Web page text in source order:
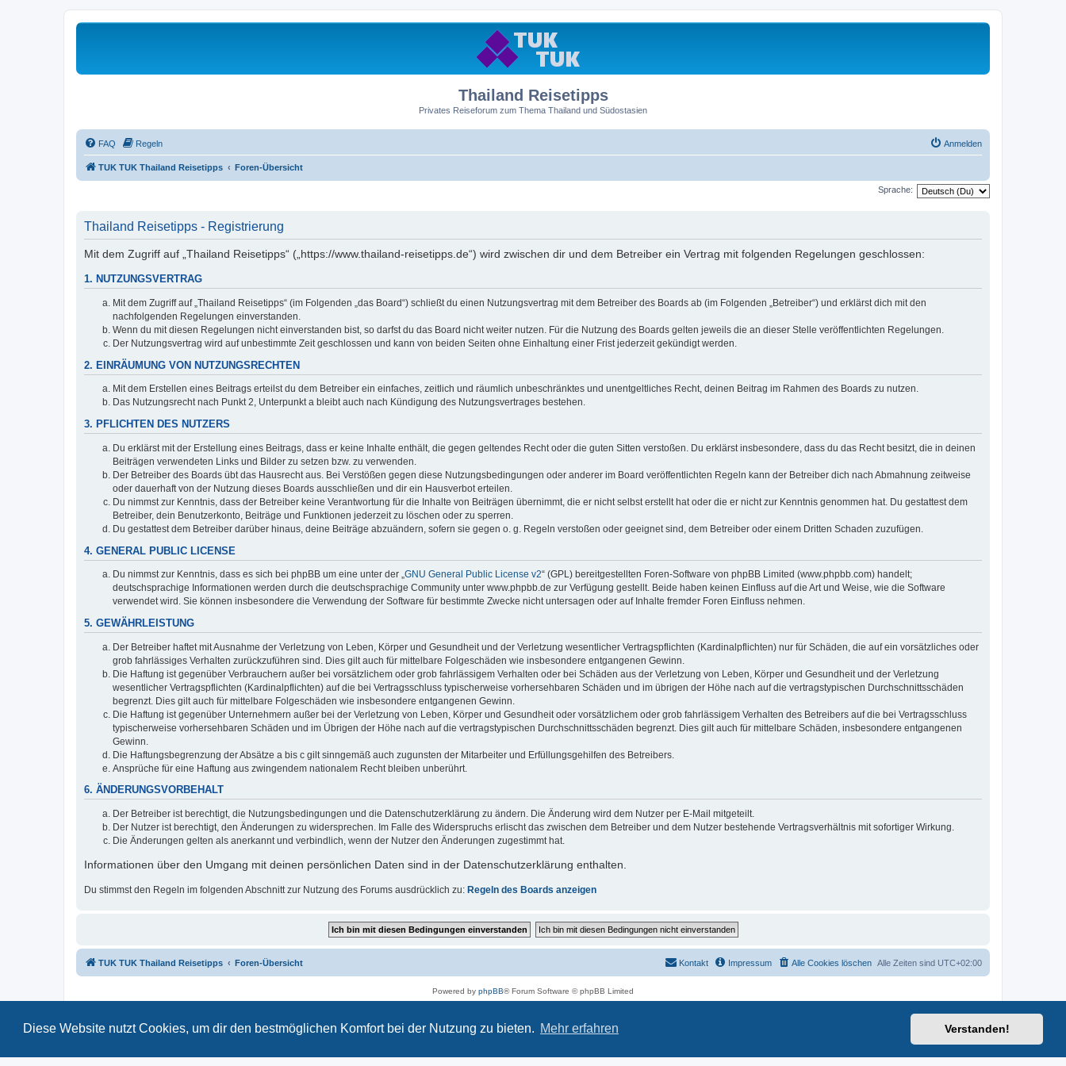
Diese Website nutzt Cookies, um dir den bestmöglichen Komfort bei der Nutzung zu bieten. Mehr erfahren Verstanden!
Thailand Reisetipps
Privates Reiseforum zum Thema Thailand und Südostasien
FAQ Regeln Anmelden
TUK TUK Thailand Reisetipps Foren-Übersicht
Sprache:
Thailand Reisetipps - Registrierung
Mit dem Zugriff auf „Thailand Reisetipps“ („https://www.thailand-reisetipps.de“) wird zwischen dir und dem Betreiber ein Vertrag mit folgenden Regelungen geschlossen:
1. NUTZUNGSVERTRAG
Mit dem Zugriff auf „Thailand Reisetipps“ (im Folgenden „das Board“) schließt du einen Nutzungsvertrag mit dem Betreiber des Boards ab (im Folgenden „Betreiber“) und erklärst dich mit den
nachfolgenden Regelungen einverstanden.
Wenn du mit diesen Regelungen nicht einverstanden bist, so darfst du das Board nicht weiter nutzen. Für die Nutzung des Boards gelten jeweils die an dieser Stelle veröffentlichten Regelungen.
Der Nutzungsvertrag wird auf unbestimmte Zeit geschlossen und kann von beiden Seiten ohne Einhaltung einer Frist jederzeit gekündigt werden.
2. EINRÄUMUNG VON NUTZUNGSRECHTEN
Mit dem Erstellen eines Beitrags erteilst du dem Betreiber ein einfaches, zeitlich und räumlich unbeschränktes und unentgeltliches Recht, deinen Beitrag im Rahmen des Boards zu nutzen.
Das Nutzungsrecht nach Punkt 2, Unterpunkt a bleibt auch nach Kündigung des Nutzungsvertrages bestehen.
3. PFLICHTEN DES NUTZERS
Du erklärst mit der Erstellung eines Beitrags, dass er keine Inhalte enthält, die gegen geltendes Recht oder die guten Sitten verstoßen. Du erklärst insbesondere, dass du das Recht besitzt, die in deinen
Beiträgen verwendeten Links und Bilder zu setzen bzw. zu verwenden.
Der Betreiber des Boards übt das Hausrecht aus. Bei Verstößen gegen diese Nutzungsbedingungen oder anderer im Board veröffentlichten Regeln kann der Betreiber dich nach Abmahnung zeitweise
oder dauerhaft von der Nutzung dieses Boards ausschließen und dir ein Hausverbot erteilen.
Du nimmst zur Kenntnis, dass der Betreiber keine Verantwortung für die Inhalte von Beiträgen übernimmt, die er nicht selbst erstellt hat oder die er nicht zur Kenntnis genommen hat. Du gestattest dem
Betreiber, dein Benutzerkonto, Beiträge und Funktionen jederzeit zu löschen oder zu sperren.
Du gestattest dem Betreiber darüber hinaus, deine Beiträge abzuändern, sofern sie gegen o. g. Regeln verstoßen oder geeignet sind, dem Betreiber oder einem Dritten Schaden zuzufügen.
4. GENERAL PUBLIC LICENSE
Du nimmst zur Kenntnis, dass es sich bei phpBB um eine unter der „GNU General Public License v2“ (GPL) bereitgestellten Foren-Software von phpBB Limited (www.phpbb.com) handelt;
deutschsprachige Informationen werden durch die deutschsprachige Community unter www.phpbb.de zur Verfügung gestellt. Beide haben keinen Einfluss auf die Art und Weise, wie die Software
verwendet wird. Sie können insbesondere die Verwendung der Software für bestimmte Zwecke nicht untersagen oder auf Inhalte fremder Foren Einfluss nehmen.
5. GEWÄHRLEISTUNG
Der Betreiber haftet mit Ausnahme der Verletzung von Leben, Körper und Gesundheit und der Verletzung wesentlicher Vertragspflichten (Kardinalpflichten) nur für Schäden, die auf ein vorsätzliches oder
grob fahrlässiges Verhalten zurückzuführen sind. Dies gilt auch für mittelbare Folgeschäden wie insbesondere entgangenen Gewinn.
Die Haftung ist gegenüber Verbrauchern außer bei vorsätzlichem oder grob fahrlässigem Verhalten oder bei Schäden aus der Verletzung von Leben, Körper und Gesundheit und der Verletzung
wesentlicher Vertragspflichten (Kardinalpflichten) auf die bei Vertragsschluss typischerweise vorhersehbaren Schäden und im übrigen der Höhe nach auf die vertragstypischen Durchschnittsschäden
begrenzt. Dies gilt auch für mittelbare Folgeschäden wie insbesondere entgangenen Gewinn.
Die Haftung ist gegenüber Unternehmern außer bei der Verletzung von Leben, Körper und Gesundheit oder vorsätzlichem oder grob fahrlässigem Verhalten des Betreibers auf die bei Vertragsschluss
typischerweise vorhersehbaren Schäden und im Übrigen der Höhe nach auf die vertragstypischen Durchschnittsschäden begrenzt. Dies gilt auch für mittelbare Schäden, insbesondere entgangenen
Gewinn.
Die Haftungsbegrenzung der Absätze a bis c gilt sinngemäß auch zugunsten der Mitarbeiter und Erfüllungsgehilfen des Betreibers.
Ansprüche für eine Haftung aus zwingendem nationalem Recht bleiben unberührt.
6. ÄNDERUNGSVORBEHALT
Der Betreiber ist berechtigt, die Nutzungsbedingungen und die Datenschutzerklärung zu ändern. Die Änderung wird dem Nutzer per E-Mail mitgeteilt.
Der Nutzer ist berechtigt, den Änderungen zu widersprechen. Im Falle des Widerspruchs erlischt das zwischen dem Betreiber und dem Nutzer bestehende Vertragsverhältnis mit sofortiger Wirkung.
Die Änderungen gelten als anerkannt und verbindlich, wenn der Nutzer den Änderungen zugestimmt hat.
Informationen über den Umgang mit deinen persönlichen Daten sind in der Datenschutzerklärung enthalten.
Du stimmst den Regeln im folgenden Abschnitt zur Nutzung des Forums ausdrücklich zu: Regeln des Boards anzeigen
TUK TUK Thailand Reisetipps Foren-Übersicht Alle Zeiten sind UTC+02:00
Alle Cookies löschen
Impressum
Kontakt
Powered by phpBB® Forum Software © phpBB Limited